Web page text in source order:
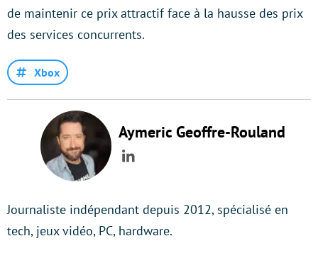
de maintenir ce prix attractif face à la hausse des prix
des services concurrents.
Xbox
Aymeric Geoffre-Rouland
LinkedIn
Journaliste indépendant depuis 2012, spécialisé en
tech, jeux vidéo, PC, hardware.